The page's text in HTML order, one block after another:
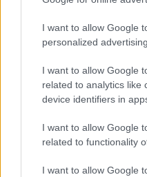
I want to allow Google
personalized advertising.
I want to allow Google
related to analytics like
device identifiers in
I want to allow Google
related to functionality
I want to allow Google
Manie di persecuzione:
gestione
Beatrice Bonaventura · 5 Ago 2026
PSICOLOGIA